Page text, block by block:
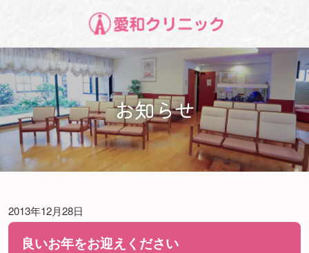
お知らせ
2013年12月28日
良いお年をお迎えください